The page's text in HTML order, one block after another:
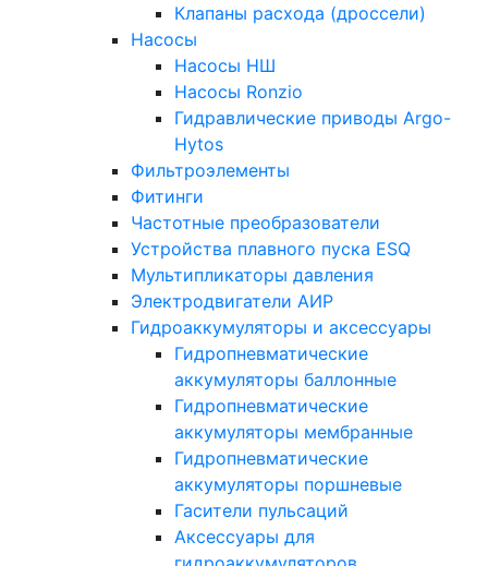
Клапаны расхода (дроссели)
Насосы
Насосы НШ
Насосы Ronzio
Гидравлические приводы Argo-
Hytos
Фильтроэлементы
Фитинги
Частотные преобразователи
Устройства плавного пуска ESQ
Мультипликаторы давления
Электродвигатели АИР
Гидроаккумуляторы и аксессуары
Гидропневматические
аккумуляторы баллонные
Гидропневматические
аккумуляторы мембранные
Гидропневматические
аккумуляторы поршневые
Гасители пульсаций
Аксессуары для